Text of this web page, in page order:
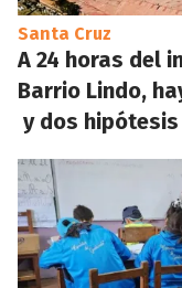
Santa Cruz
A 24 horas del
Barrio Lindo,
y dos hipótesis